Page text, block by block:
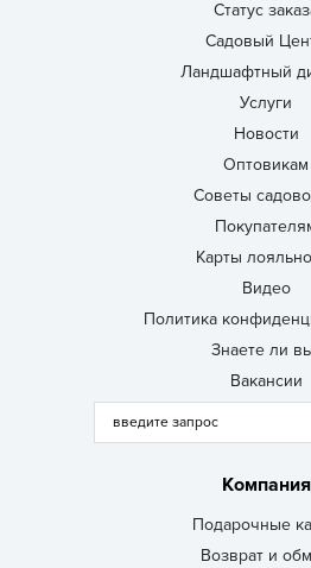
Статус
Садовый
Ландшафтный
Услуги
Новости
Оптовикам
Советы
Карты
Видео
Политика
Знаете ли
Вакансии
Компания
Подарочные
Возврат и